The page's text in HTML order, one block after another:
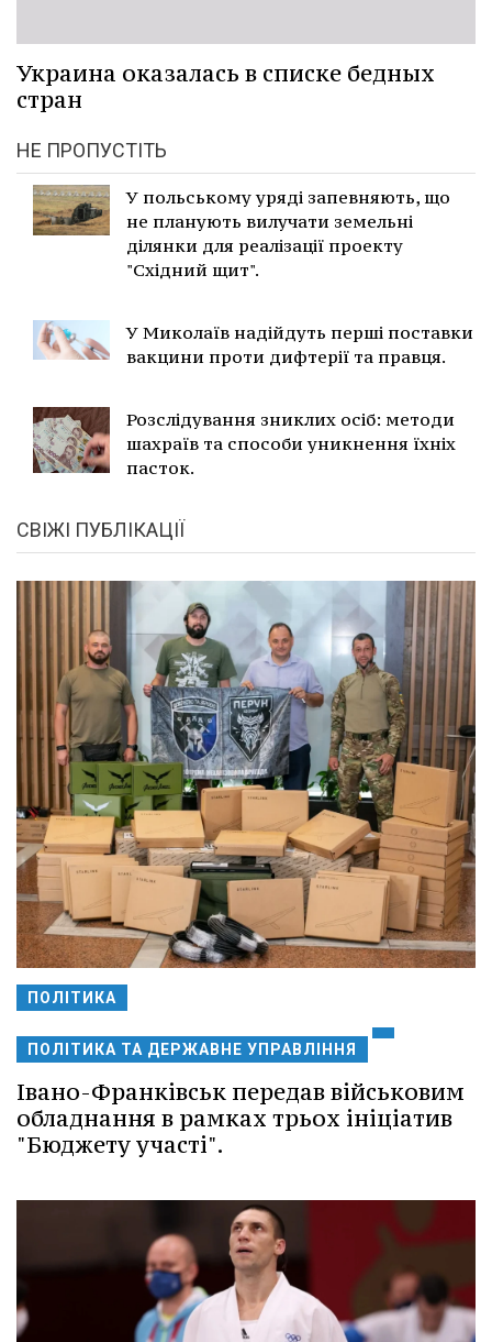
Украина оказалась в списке бедных
стран
НЕ ПРОПУСТІТЬ
У польському уряді запевняють, що
не планують вилучати земельні
ділянки для реалізації проекту
"Східний щит".
У Миколаїв надійдуть перші поставки
вакцини проти дифтерії та правця.
Розслідування зниклих осіб: методи
шахраїв та способи уникнення їхніх
пасток.
СВІЖІ ПУБЛІКАЦІЇ
ПОЛІТИКА
ПОЛІТИКА ТА ДЕРЖАВНЕ УПРАВЛІННЯ
Івано-Франківськ передав військовим
обладнання в рамках трьох ініціатив
"Бюджету участі".